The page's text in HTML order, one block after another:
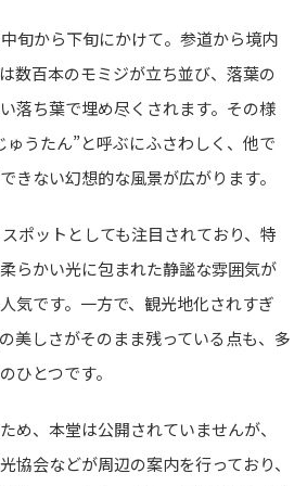
旬から下旬にかけて。参道から境内
数百本のモミジが立ち並び、落葉の
落ち葉で埋め尽くされます。その様
うたん”と呼ぶにふさわしく、他で
きない幻想的な風景が広がります。
ポットとしても注目されており、特
らかい光に包まれた静謐な雰囲気が
気です。一方で、観光地化されすぎ
美しさがそのまま残っている点も、多
ひとつです。
め、本堂は公開されていませんが、
協会などが周辺の案内を行っており、